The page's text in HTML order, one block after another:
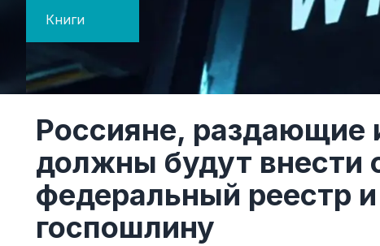
Книги
Россияне, раздающие
должны будут внести
федеральный реестр и
госпошлину